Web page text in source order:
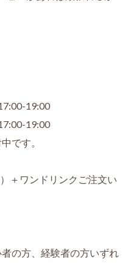
19:00
19:00
です。
ワンドリンクご注文い
の方、経験者の方いずれ